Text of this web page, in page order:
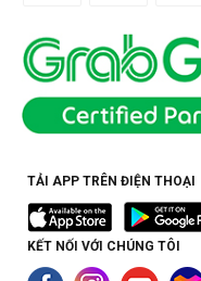
TẢI APP TRÊN ĐIỆN THOẠI
KẾT NỐI VỚI CHÚNG TÔI